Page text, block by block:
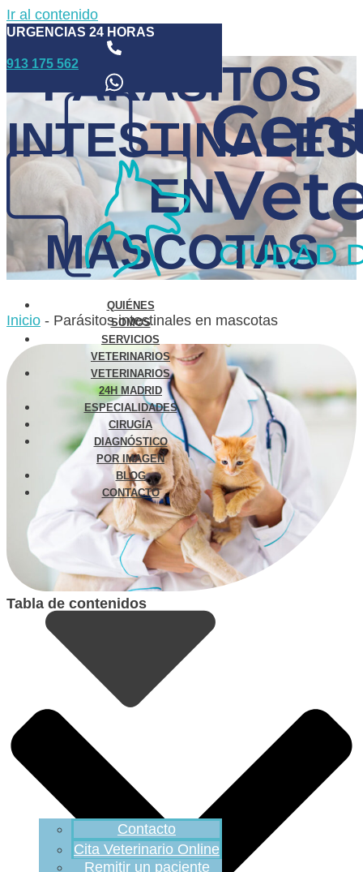
Ir al contenido
URGENCIAS 24 HORAS
913 175 562
QUIÉNES
SOMOS
SERVICIOS
VETERINARIOS
VETERINARIOS
24H MADRID
ESPECIALIDADES
CIRUGÍA
DIAGNÓSTICO
POR IMAGEN
BLOG
CONTACTO
Contacto
Cita Veterinario Online
Remitir un paciente
PARÁSITOS
INTESTINALES
EN
MASCOTAS
Inicio - Parásitos intestinales en mascotas
Tabla de contenidos